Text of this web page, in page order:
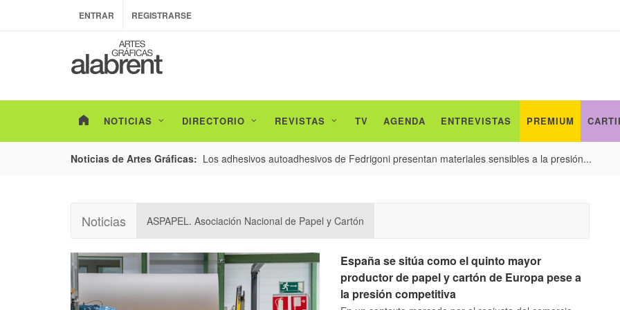
ENTRAR REGISTRARSE
NOTICIAS DIRECTORIO REVISTAS TV AGENDA ENTREVISTAS PREMIUM
Noticias de Artes Gráficas:
de envases con un nuevo estudio de Los adhesivos autoadhesivos de Fedrigoni presentan materiales sensibles a la presión...
Noticias ASPAPEL. Asociación Nacional de Papel y Cartón
España se sitúa como el quinto mayor
productor de papel y cartón de Europa pese a
la presión competitiva